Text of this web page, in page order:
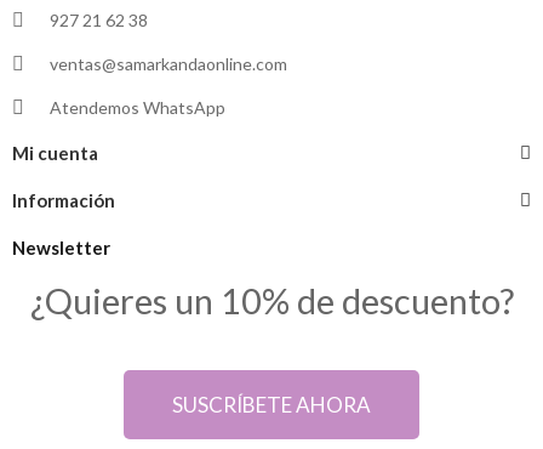
927 21 62 38
ventas@samarkandaonline.com
Atendemos WhatsApp
Mi cuenta
Información
Newsletter
¿Quieres un 10% de descuento?
SUSCRÍBETE AHORA